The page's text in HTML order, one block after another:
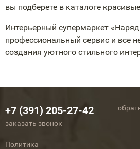
вы подберете в каталоге
Интерьерный супермаркет
профессиональный сервис и все
создания уютного стильного
+7 (391) 205-27-42
заказать звонок
Политика